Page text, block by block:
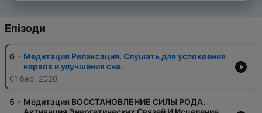
Епізоди
6 - Медитация Релаксация. Слушать для успокоения
нервов и улучшения сна.
01 бер. 2020
5 - Медитация ВОССТАНОВЛЕНИЕ СИЛЫ РОДА.